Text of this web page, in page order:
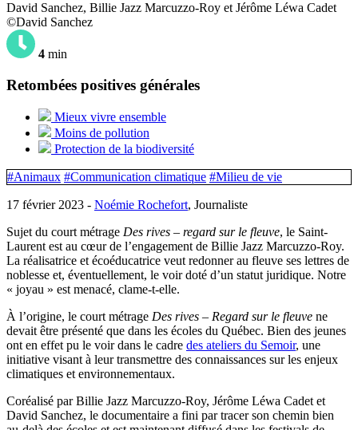
David Sanchez, Billie Jazz Marcuzzo-Roy et Jérôme Léwa Cadet
©David Sanchez
4 min
Retombées positives générales
Mieux vivre ensemble
Moins de pollution
Protection de la biodiversité
#Animaux #Communication climatique #Milieu de vie
17 février 2023 - Noémie Rochefort, Journaliste
Sujet du court métrage Des rives – regard sur le fleuve, le Saint-
Laurent est au cœur de l’engagement de Billie Jazz Marcuzzo-Roy.
La réalisatrice et écoéducatrice veut redonner au fleuve ses lettres de
noblesse et, éventuellement, le voir doté d’un statut juridique. Notre
« joyau » est menacé, clame-t-elle.
À l’origine, le court métrage Des rives – Regard sur le fleuve ne
devait être présenté que dans les écoles du Québec. Bien des jeunes
ont en effet pu le voir dans le cadre des ateliers du Semoir, une
initiative visant à leur transmettre des connaissances sur les enjeux
climatiques et environnementaux.
Coréalisé par Billie Jazz Marcuzzo-Roy, Jérôme Léwa Cadet et
David Sanchez, le documentaire a fini par tracer son chemin bien